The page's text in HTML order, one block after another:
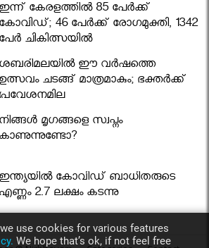
ഇന്ന് കേരളത്തിൽ 85 പേർക്ക്
കോവിഡ്; 46 പേർക്ക് രോഗമുക്തി, 1342
പേർ ചികിത്സയിൽ
ശബരിമലയില്‍ ഈ വർഷത്തെ
ഉത്സവം ചടങ്ങ് മാത്രമാകും; ഭക്തർക്ക്
പ്രവേശനമില്ല
നിങ്ങള്‍ മൃഗങ്ങളെ സ്വപ്നം
കാണുന്നുണ്ടോ?
ഇന്ത്യയിൽ കോവിഡ് ബാധിതരുടെ
എണ്ണം 2.7 ലക്ഷം കടന്നു
use cookies for various features
We hope that’s ok, if not feel free